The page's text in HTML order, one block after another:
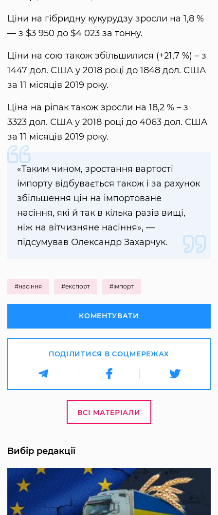
Ціни на гібридну кукурудзу зросли на 1,8 %
— з $3 950 до $4 023 за тонну.
Ціни на сою також збільшилися (+21,7 %) – з
1447 дол. США у 2018 році до 1848 дол. США
за 11 місяців 2019 року.
Ціна на ріпак також зросли на 18,2 % – з
3323 дол. США у 2018 році до 4063 дол. США
за 11 місяців 2019 року.
«Таким чином, зростання вартості
імпорту відбувається також і за рахунок
збільшення цін на імпортоване
насіння, які й так в кілька разів вищі,
ніж на вітчизняне насіння», —
підсумував Олександр Захарчук.
#насіння #експорт #імпорт
КОМЕНТУВАТИ
ПОДІЛИТИСЯ В СОЦМЕРЕЖАХ
ВСІ МАТЕРІАЛИ
Вибір редакції